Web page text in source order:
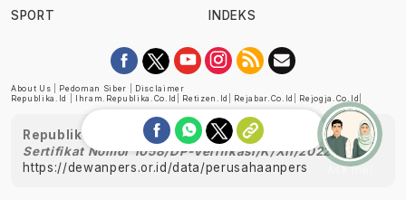
SPORT
INDEKS
About Us Pedoman Siber
Disclaimer
Republika.id
Ihram.republika.co.id Retizen.id Rejabar.co.id Rejogja.co.id
Republika telah diverifikasi oleh Dewan Pers
Sertifikat Nomor 1058/DP-Verifikasi/K/XII/2022
https://dewanpers.or.id/data/perusahaanpers
Ask me!